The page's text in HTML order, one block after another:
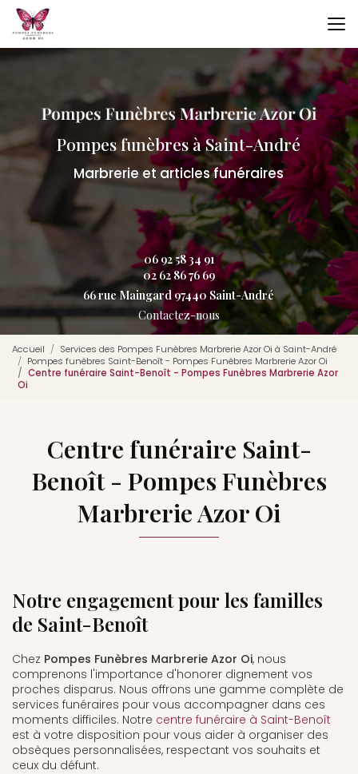
Aller
contenu
principal
Pompes funèbres à Saint-André
Marbrerie et articles funéraires
06 92 58 34 91
02 62 86 76 69
66 rue Maingard 97440 Saint-André
Contactez-nous
Accueil
Services des Pompes Funèbres Marbrerie Azor Oi à Saint-André
Pompes funèbres Saint-Benoît - Pompes Funèbres Marbrerie Azor Oi
Centre funéraire Saint-Benoît - Pompes Funèbres Marbrerie Azor
Oi
Centre funéraire Saint-
Benoît - Pompes Funèbres
Marbrerie Azor Oi
Notre engagement pour les familles
de Saint-Benoît
Chez Pompes Funèbres Marbrerie Azor Oi, nous
comprenons l'importance d'honorer dignement vos
proches disparus. Nous offrons une gamme complète de
services funéraires pour vous accompagner dans ces
moments difficiles. Notre centre funéraire à Saint-Benoît
est à votre disposition pour vous aider à organiser des
obsèques personnalisées, respectant vos souhaits et
ceux du défunt.